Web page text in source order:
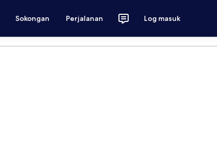
Sokongan Perjalanan Log masuk